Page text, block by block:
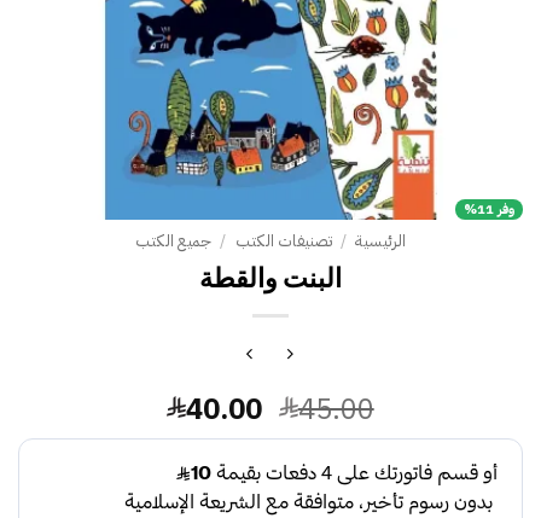
وفر 11%
الرئيسية / تصنيفات الكتب / جميع الكتب
البنت والقطة
45.00 السعر
الأصلي
هو:
45.00.
40.00 السعر
الحالي
40.00.